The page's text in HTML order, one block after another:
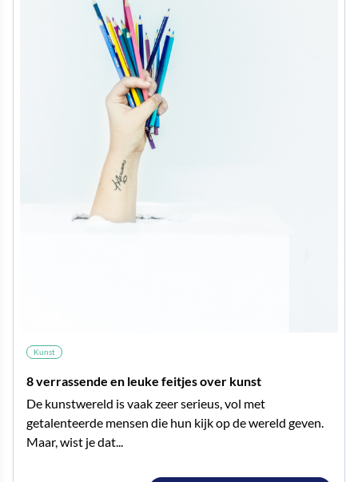
Kunst
8 verrassende en leuke feitjes over kunst
De kunstwereld is vaak zeer serieus, vol met
getalenteerde mensen die hun kijk op de wereld geven.
Maar, wist je dat...